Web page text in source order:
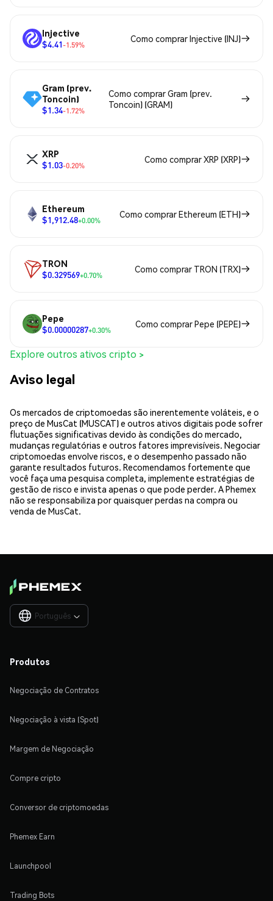
Injective
$4.41-1.59%
Como comprar Injective (INJ)
Gram (prev.
Toncoin)
$1.34-1.72%
Como comprar Gram (prev.
Toncoin) (GRAM)
XRP
$1.03-0.20%
Como comprar XRP (XRP)
Ethereum
$1,912.48+0.00%
Como comprar Ethereum (ETH)
TRON
$0.329569+0.70%
Como comprar TRON (TRX)
Pepe
$0.00000287+0.30%
Como comprar Pepe (PEPE)
Explore outros ativos cripto >
Aviso legal
Os mercados de criptomoedas são inerentemente voláteis, e o
preço de MusCat (MUSCAT) e outros ativos digitais pode sofrer
flutuações significativas devido às condições do mercado,
mudanças regulatórias e outros fatores imprevisíveis. Negociar
criptomoedas envolve riscos, e o desempenho passado não
garante resultados futuros. Recomendamos fortemente que
você faça uma pesquisa completa, implemente estratégias de
gestão de risco e invista apenas o que pode perder. A Phemex
não se responsabiliza por quaisquer perdas na compra ou
venda de MusCat.
Português 
Produtos
Negociação de Contratos
Negociação à vista (Spot)
Margem de Negociação
Compre cripto
Conversor de criptomoedas
Phemex Earn
Launchpool
Trading Bots